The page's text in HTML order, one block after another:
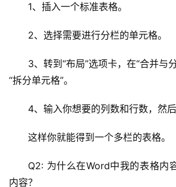
n
1、插入一个标准表格。
2、选择需要进行分栏的单元格。
3、转到“布局”选项卡，在“合并与
“拆分单元格”。
4、输入你想要的列数和行数，然后
这样你就能得到一个多栏的表格。
Q2: 为什么在Word中我的表格内
内容？